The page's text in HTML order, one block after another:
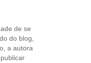
de se
do blog,
a autora